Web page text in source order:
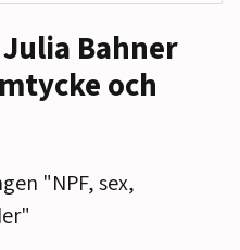
Bahner
och
"NPF, sex,